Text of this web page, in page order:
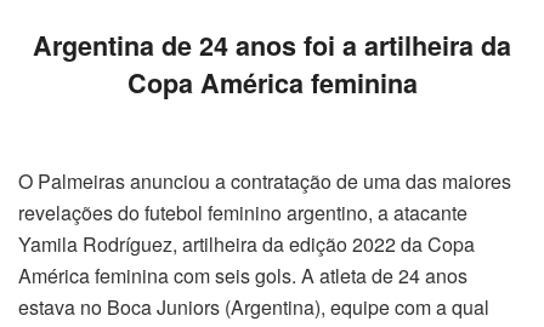
Argentina de 24 anos foi a artilheira da
Copa América feminina
O Palmeiras anunciou a contratação de uma das maiores
revelações do futebol feminino argentino, a atacante
Yamila Rodríguez, artilheira da edição 2022 da Copa
América feminina com seis gols. A atleta de 24 anos
estava no Boca Juniors (Argentina), equipe com a qual